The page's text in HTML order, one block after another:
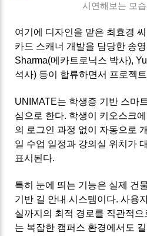
시연해보는 모
여기에 디자인을 맡은 최효경
카드 스캐너 개발을 담당한 송
Sharma(메카트로닉스 박사),
석사) 등이 합류하면서 프로젝
UNIMATE는 학생증 기반 스마
심으로 한다. 학생이 키오스크
의 로그인 과정 없이 자동으로
일 수업 일정과 강의실 위치가
표시된다.
특히 눈에 띄는 기능은 실제 건
기반 길 안내 시스템이다. 사용
실까지의 최적 경로를 직관적으
는 복잡한 캠퍼스 환경에서도